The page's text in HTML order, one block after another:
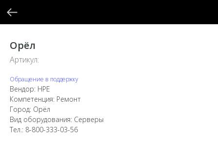
Орёл
Артикул:
Обращение в поддержку
Вендор: HPE
Компетенция: Ремонт
Город: Орёл
Вид оборудования: Серверы
Тел.: 8-800-333-03-56